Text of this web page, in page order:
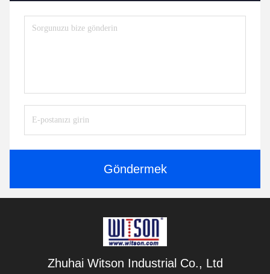
Göndermek
Zhuhai Witson Industrial Co., Ltd